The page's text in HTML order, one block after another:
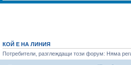
КОЙ Е НА ЛИНИЯ
Потребители, разглеждащи този форум: Няма